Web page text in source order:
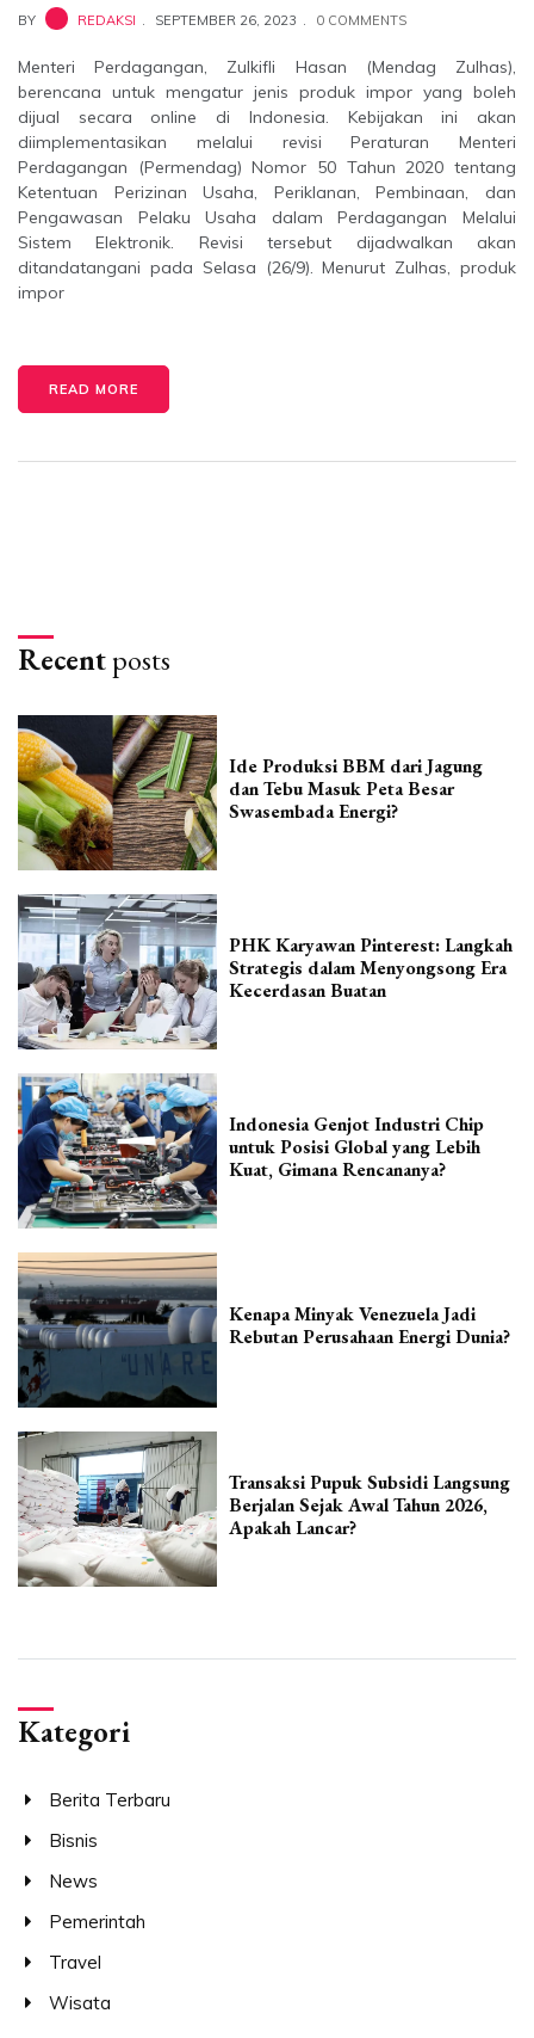
BY REDAKSI SEPTEMBER 26, 2023 0 COMMENTS
Menteri Perdagangan, Zulkifli Hasan (Mendag Zulhas),
berencana untuk mengatur jenis produk impor yang boleh
dijual secara online di Indonesia. Kebijakan ini akan
diimplementasikan melalui revisi Peraturan Menteri
Perdagangan (Permendag) Nomor 50 Tahun 2020 tentang
Ketentuan Perizinan Usaha, Periklanan, Pembinaan, dan
Pengawasan Pelaku Usaha dalam Perdagangan Melalui
Sistem Elektronik. Revisi tersebut dijadwalkan akan
ditandatangani pada Selasa (26/9). Menurut Zulhas, produk
impor
READ MORE
Recentposts
Ide Produksi BBM dari Jagung
dan Tebu Masuk Peta Besar
Swasembada Energi?
PHK Karyawan Pinterest: Langkah
Strategis dalam Menyongsong Era
Kecerdasan Buatan
Indonesia Genjot Industri Chip
untuk Posisi Global yang Lebih
Kuat, Gimana Rencananya?
Kenapa Minyak Venezuela Jadi
Rebutan Perusahaan Energi Dunia?
Transaksi Pupuk Subsidi Langsung
Berjalan Sejak Awal Tahun 2026,
Apakah Lancar?
Kategori
Berita Terbaru
Bisnis
News
Pemerintah
Travel
Wisata